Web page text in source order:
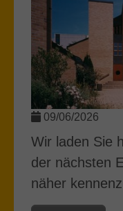
09/06/2026
Wir laden Sie
der nächsten
näher